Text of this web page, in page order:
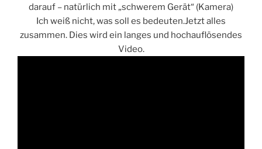
darauf – natürlich mit „schwerem Gerät“ (Kamera)
Ich weiß nicht, was soll es bedeuten.Jetzt alles
zusammen. Dies wird ein langes und hochauflösendes
Video.